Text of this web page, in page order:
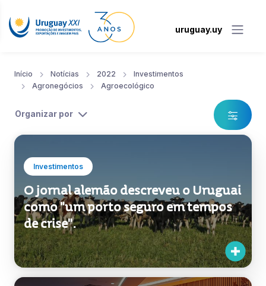
uruguay.uy
Início Notícias 2022
Investimentos
Agronegócios
Agroecológico
Organizar por
Investimentos
O jornal alemão descreveu o Uruguai
como "um porto seguro em tempos
de crise".